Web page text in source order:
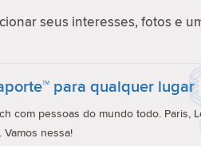
seus interesses, fotos e
para qualquer lugar
com pessoas do mundo todo. Paris,
Vamos nessa!